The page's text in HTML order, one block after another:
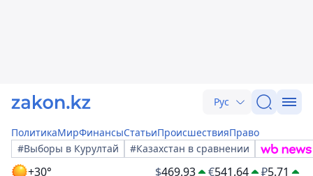
Рус
ПолитикаМирФинансыСтатьиПроисшествияПраво
#Выборы в Курултай
#Казахстан в сравнении
+30° $469.93 €541.64 ₽5.71